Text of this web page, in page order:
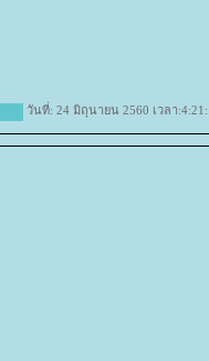
วันที่: 24 มิถุนายน 2560 เวลา